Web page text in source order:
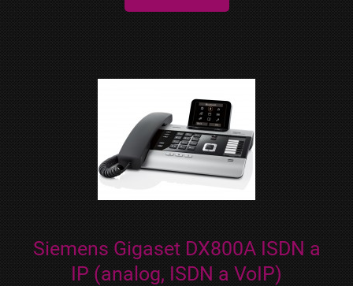
Siemens Gigaset DX800A ISDN a
IP (analog, ISDN a VoIP)